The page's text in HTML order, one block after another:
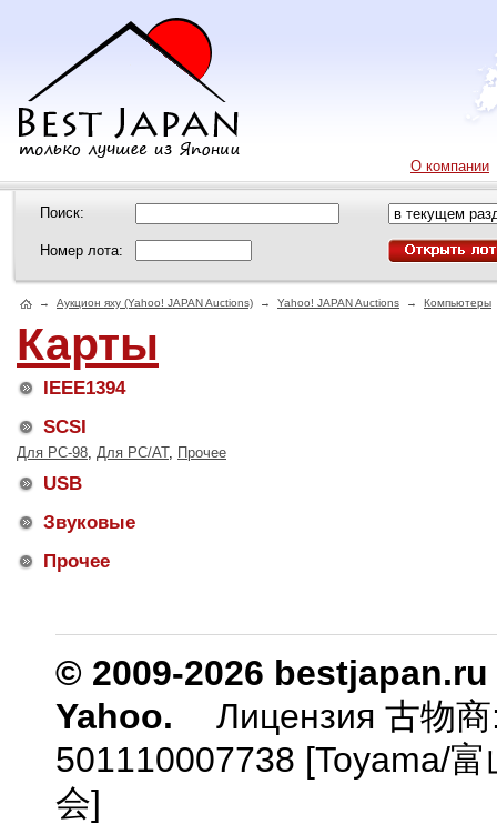
О компании
Поиск:
Номер лота:
→ Аукцион яху (Yahoo! JAPAN Auctions) → Yahoo! JAPAN Auctions → Компьютеры
Карты
IEEE1394
SCSI
Для PC-98, Для PC/AT, Прочее
USB
Звуковые
Прочее
© 2009-2026
Yahoo.
Лицензия 古物
501110007738 [Toyama/
会]